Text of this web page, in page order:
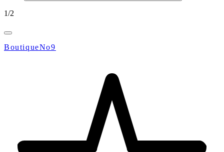
1/2
BoutiqueNo9